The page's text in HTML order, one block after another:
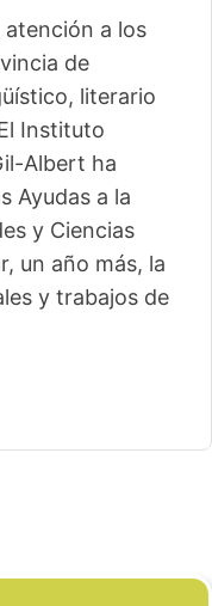
atención a los
de
literario
Instituto
Albert ha
Ayudas a la
y Ciencias
un año más, la
y trabajos de